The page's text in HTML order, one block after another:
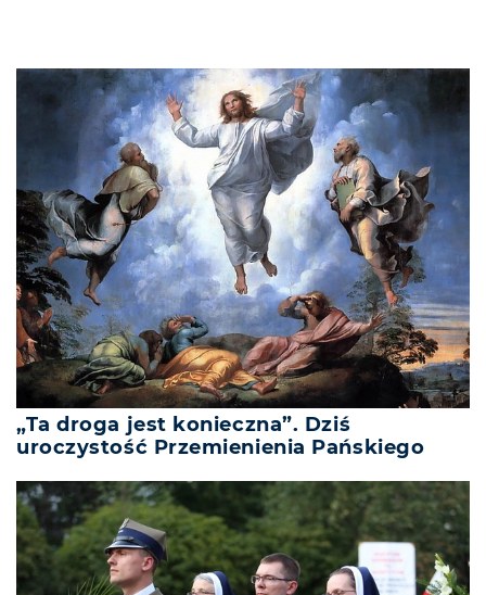
„Ta droga jest konieczna”. Dziś
uroczystość Przemienienia Pańskiego